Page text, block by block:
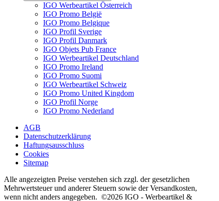
IGO Werbeartikel Österreich
IGO Promo België
IGO Promo Belgique
IGO Profil Sverige
IGO Profil Danmark
IGO Objets Pub France
IGO Werbeartikel Deutschland
IGO Promo Ireland
IGO Promo Suomi
IGO Werbeartikel Schweiz
IGO Promo United Kingdom
IGO Profil Norge
IGO Promo Nederland
AGB
Datenschutzerklärung
Haftungsausschluss
Cookies
Sitemap
Alle angezeigten Preise verstehen sich zzgl. der gesetzlichen
Mehrwertsteuer und anderer Steuern sowie der Versandkosten,
wenn nicht anders angegeben. ©2026 IGO - Werbeartikel &